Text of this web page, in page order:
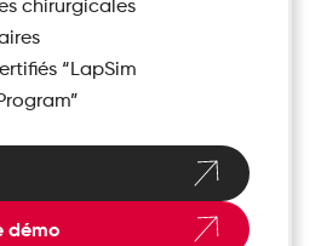
chirurgicales
“LapSim
démo